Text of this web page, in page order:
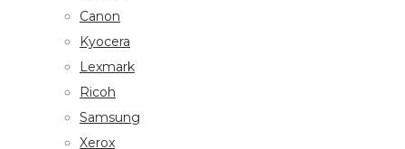
Canon
Kyocera
Lexmark
Ricoh
Samsung
Xerox